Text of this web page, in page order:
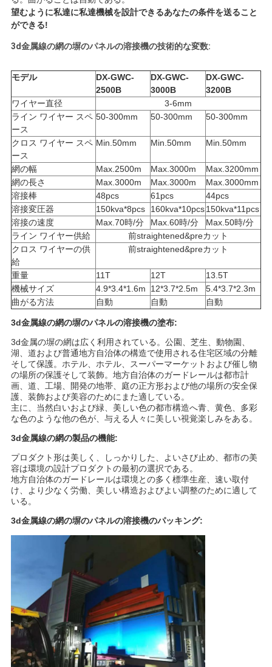
要
求
し
な
さ
い
地
図
PRIVACY
POLICY
望むように私達に私達機械を設計できるあなたの条件を送ること
ができる!
3d金属線の網の塀のパネルの溶接機の技術的な変数:
モデル
DX-GWC-
2500B
DX-GWC-
3000B
DX-GWC-
3200B
ワイヤー直径
3-6mm
ライン ワイヤー スペ
ース
50-300mm 50-300mm 50-300mm
クロス ワイヤー スペ
ース
Min.50mm Min.50mm Min.50mm
網の幅 Max.2500m Max.3000m
Max.3200mm
網の長さ
Max.3000m Max.3000m
Max.3000mm
溶接棒
48pcs 61pcs
44pcs
溶接変圧器
150kva*8pcs 160kva*10pcs150kva*11pcs
溶接の速度
Max.70時/分 Max.60時/分
Max.50時/分
ライン ワイヤー供給
前straightened&preカット
クロス ワイヤーの供
給
前straightened&preカット
重量 11T 12T
13.5T
機械サイズ
4.9*3.4*1.6m 12*3.7*2.5m
5.4*3.7*2.3m
曲がる方法
自動 自動 自動
3d金属線の網の塀のパネルの溶接機の塗布:
3d金属の塀の網は広く利用されている。公園、芝生、動物園、
湖、道および普通地方自治体の構造で使用される住宅区域の分離
そして保護。ホテル、ホテル、スーパーマーケットおよび催し物
の場所の保護そして装飾。地方自治体のガードレールは都市計
画、道、工場、開発の地帯、庭の正方形および他の場所の安全保
護、装飾および美容のためにまた適している。
主に、当然白いおよび緑、美しい色の都市構造へ青、黄色、多彩
な色のような他の色が、与える人々に美しい視覚楽しみをある。
3d金属線の網の製品の機能:
プロダクト形は美しく、しっかりした、よいさび止め、都市の美
容は環境の設計プロダクトの最初の選択である。
地方自治体のガードレールは環境との多く標準生産、速い取付
け、より少なく労働、美しい構造およびよい調整のために適して
いる。
3d金属線の網の塀のパネルの溶接機のパッキング: